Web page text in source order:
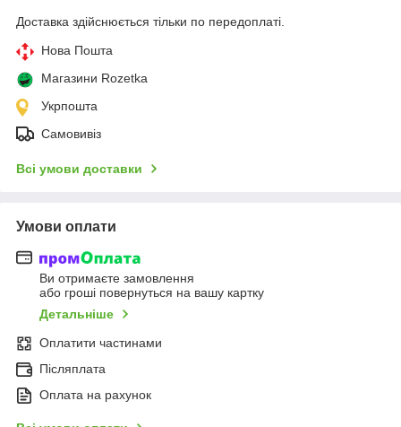
Доставка здійснюється тільки по передоплаті.
Нова Пошта
Магазини Rozetka
Укрпошта
Самовивіз
Всі умови доставки
Умови оплати
Ви отримаєте замовлення
або гроші повернуться на вашу картку
Детальніше
Оплатити частинами
Післяплата
Оплата на рахунок